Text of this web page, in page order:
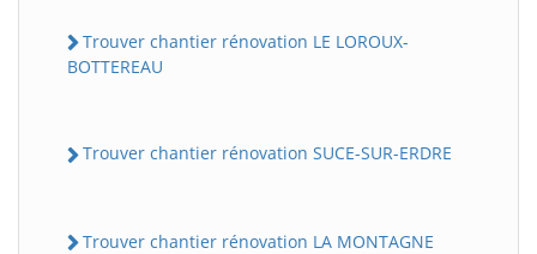
Trouver chantier rénovation LE LOROUX-
BOTTEREAU
Trouver chantier rénovation SUCE-SUR-ERDRE
Trouver chantier rénovation LA MONTAGNE